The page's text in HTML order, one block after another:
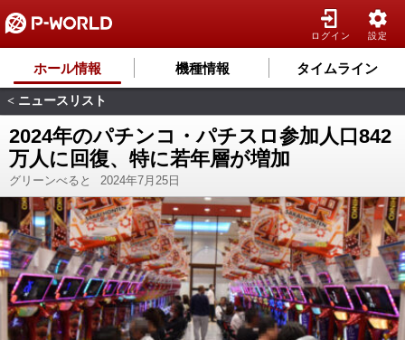
ログイン 設定
ホール情報 機種情報 タイムライン
< ニュースリスト
2024年のパチンコ・パチスロ参加人口842
万人に回復、特に若年層が増加
グリーンべると 2024年7月25日